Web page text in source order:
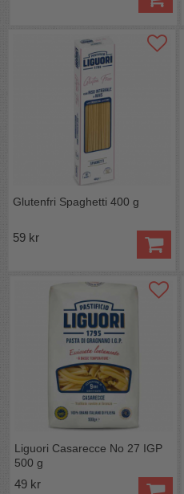
Glutenfri Spaghetti 400 g
59 kr
Liguori Casarecce No 27 IGP
500 g
49 kr